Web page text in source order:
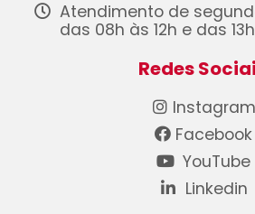
Atendimento de
das 08h às 12h e das
Redes
Instagram
Facebook
YouTube
Linkedin